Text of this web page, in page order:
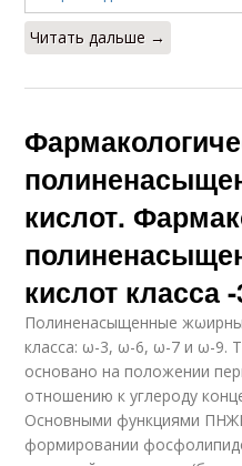
Читать дальше →
кислот.
кислот класса
Полиненасыщенные
класса: ω-3, ω-6, ω-7 и ω-9.
основано на положении
отношению к углероду
Основными функциями
формировании